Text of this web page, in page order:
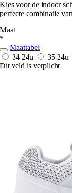
Kies voor de indoor
perfecte combinatie
Maat
*
Maattabel
34 24u 35 24u
Dit veld is verplicht